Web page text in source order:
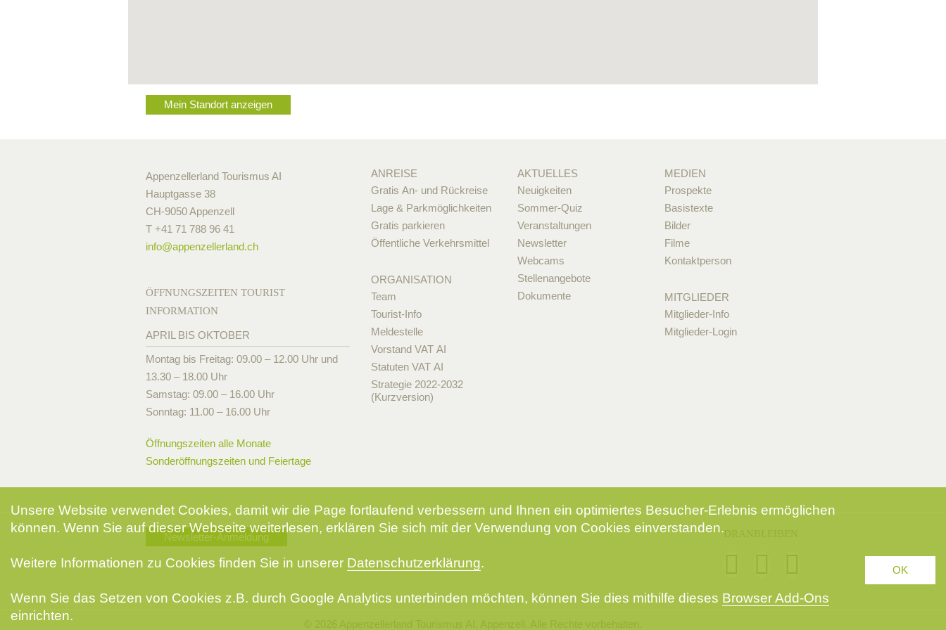
Mein Standort anzeigen
Appenzellerland Tourismus AI
Hauptgasse 38
CH-9050 Appenzell
T +41 71 788 96 41
info@appenzellerland.ch
ÖFFNUNGSZEITEN TOURIST
INFORMATION
APRIL BIS OKTOBER
Montag bis Freitag: 09.00 – 12.00 Uhr und
13.30 – 18.00 Uhr
Samstag: 09.00 – 16.00 Uhr
Sonntag: 11.00 – 16.00 Uhr
Öffnungszeiten alle Monate
Sonderöffnungszeiten und Feiertage
ANREISE
Gratis An- und Rückreise
Lage & Parkmöglichkeiten
Gratis parkieren
Öffentliche Verkehrsmittel
ORGANISATION
Team
Tourist-Info
Meldestelle
Vorstand VAT AI
Statuten VAT AI
Strategie 2022-2032
(Kurzversion)
AKTUELLES
Neuigkeiten
Sommer-Quiz
Veranstaltungen
Newsletter
Webcams
Stellenangebote
Dokumente
MEDIEN
Prospekte
Basistexte
Bilder
Filme
Kontaktperson
MITGLIEDER
Mitglieder-Info
Mitglieder-Login
Newsletter-Anmeldung
Unsere Website verwendet Cookies, damit wir die Page fortlaufend verbessern und Ihnen ein optimiertes Besucher-Erlebnis ermöglichen
können. Wenn Sie auf dieser Webseite weiterlesen, erklären Sie sich mit der Verwendung von Cookies einverstanden.
Weitere Informationen zu Cookies finden Sie in unserer Datenschutzerklärung.
Wenn Sie das Setzen von Cookies z.B. durch Google Analytics unterbinden möchten, können Sie dies mithilfe dieses Browser Add-Ons
einrichten.
OK